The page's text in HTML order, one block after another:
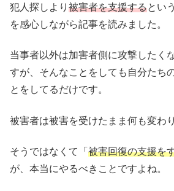
犯人探しより 被害者を支援するとい
を感心しながら記事を読みました。
当事者以外は加害者側に攻撃したく
すが、そんなことをしても自分たち
とをしてるだけです。
被害者は被害を受けたまま何も変わ
そうではなくて「 被害回復の支援を
が、本当にやるべきことですよね。